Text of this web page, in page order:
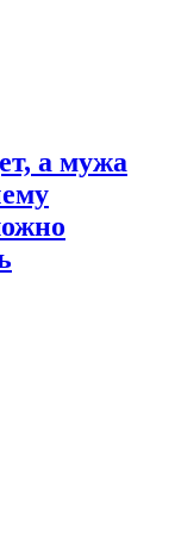
а мужа